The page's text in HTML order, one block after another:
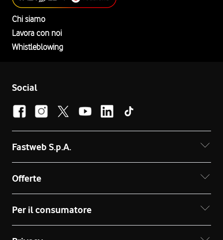
Chi siamo
Lavora con noi
Whistleblowing
Social
Fastweb S.p.A.
Offerte
Per il consumatore